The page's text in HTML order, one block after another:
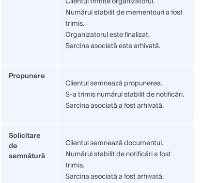
Numărul stabilit de mementouri a fost
trimis.
Organizatorul este finalizat.
Sarcina asociată este arhivată.
Propunere
Clientul semnează propunerea.
S-a trimis numărul stabilit de notificări.
Sarcina asociată a fost arhivată.
Solicitare
de
semnătură
Clientul semnează documentul.
Numărul stabilit de notificări a fost
trimis.
Sarcina asociată a fost arhivată.